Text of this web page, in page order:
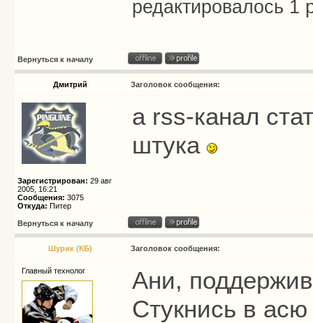
редактировалось 1
Вернуться к началу
Дмитрий Заголовок сообщения:
Зарегистрирован: 29 авг
2005, 16:21
Сообщения: 3075
Откуда: Питер
а rss-канал
штука
Вернуться к началу
Шурик (КБ) Заголовок сообщения:
Главный технолог
Ани,
Стукнись в